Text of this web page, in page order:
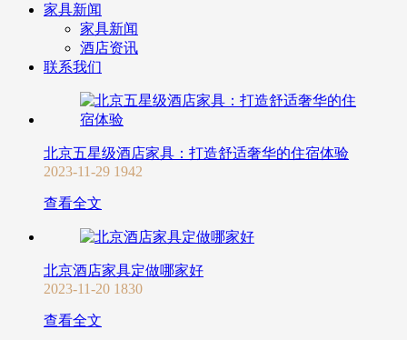
家具新闻
家具新闻
酒店资讯
联系我们
北京五星级酒店家具：打造舒适奢华的住宿体验
2023-11-29 1942
查看全文
北京酒店家具定做哪家好
2023-11-20 1830
查看全文